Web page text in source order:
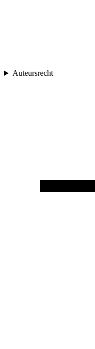
Auteursrecht